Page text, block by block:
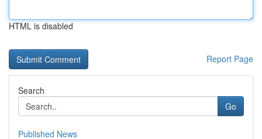
HTML is disabled
Report Page
Search
Go
Published News